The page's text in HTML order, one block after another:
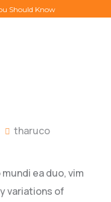
Should Know
tharuco
ea duo, vim
variations of